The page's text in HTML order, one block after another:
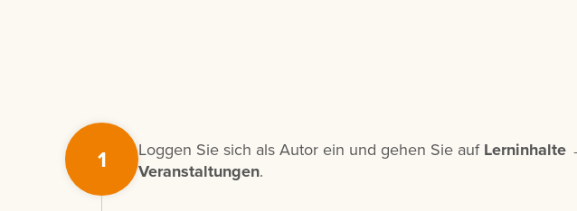
1 Loggen Sie sich als Autor ein und gehen Sie aufLerninhalte
Veranstaltungen.